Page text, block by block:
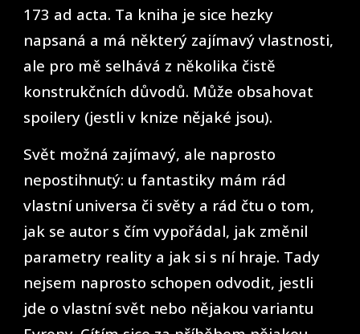
173 ad acta. Ta kniha je sice hezky
napsaná a má některý zajímavý vlastnosti,
ale pro mě selhává z několika čistě
konstrukčních důvodů. Může obsahovat
spoilery (jestli v knize nějaké jsou).
Svět možná zajímavý, ale naprosto
nepostihnutý: u fantastiky mám rád
vlastní universa či světy a rád čtu o tom,
jak se autor s čím vypořádal, jak změnil
parametry reality a jak si s ní hraje. Tady
nejsem naprosto schopen odvodit, jestli
jde o vlastní svět nebo nějakou variantu